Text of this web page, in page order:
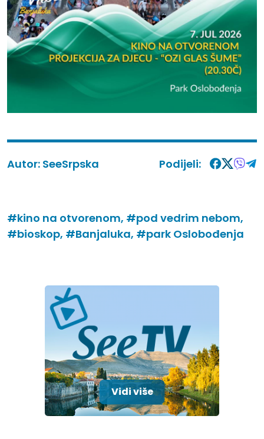
Autor: SeeSrpska Podijeli:
#kino na otvorenom, #pod vedrim nebom,
#bioskop, #Banjaluka, #park Oslobođenja
Vidi više